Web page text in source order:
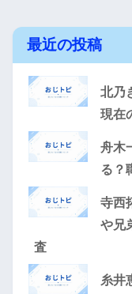
最近の投稿
北乃
現在
舟木
る？
寺西
や兄
査
糸井